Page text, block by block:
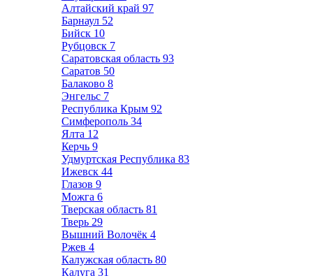
Алтайский край 97
Барнаул 52
Бийск 10
Рубцовск 7
Саратовская область 93
Саратов 50
Балаково 8
Энгельс 7
Республика Крым 92
Симферополь 34
Ялта 12
Керчь 9
Удмуртская Республика 83
Ижевск 44
Глазов 9
Можга 6
Тверская область 81
Тверь 29
Вышний Волочёк 4
Ржев 4
Калужская область 80
Калуга 31